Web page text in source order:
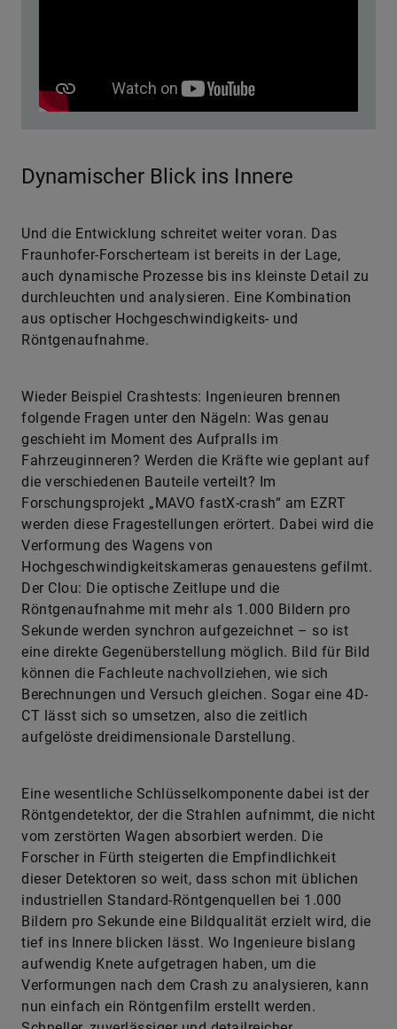
Dynamischer Blick ins Innere
Und die Entwicklung schreitet weiter voran. Das
Fraunhofer-Forscherteam ist bereits in der Lage,
auch dynamische Prozesse bis ins kleinste Detail zu
durchleuchten und analysieren. Eine Kombination
aus optischer Hochgeschwindigkeits- und
Röntgenaufnahme.
Wieder Beispiel Crashtests: Ingenieuren brennen
folgende Fragen unter den Nägeln: Was genau
geschieht im Moment des Aufpralls im
Fahrzeuginneren? Werden die Kräfte wie geplant auf
die verschiedenen Bauteile verteilt? Im
Forschungsprojekt „MAVO fastX-crash“ am EZRT
werden diese Fragestellungen erörtert. Dabei wird die
Verformung des Wagens von
Hochgeschwindigkeitskameras genauestens gefilmt.
Der Clou: Die optische Zeitlupe und die
Röntgenaufnahme mit mehr als 1.000 Bildern pro
Sekunde werden synchron aufgezeichnet – so ist
eine direkte Gegenüberstellung möglich. Bild für Bild
können die Fachleute nachvollziehen, wie sich
Berechnungen und Versuch gleichen. Sogar eine 4D-
CT lässt sich so umsetzen, also die zeitlich
aufgelöste dreidimensionale Darstellung.
Eine wesentliche Schlüsselkomponente dabei ist der
Röntgendetektor, der die Strahlen aufnimmt, die nicht
vom zerstörten Wagen absorbiert werden. Die
Forscher in Fürth steigerten die Empfindlichkeit
dieser Detektoren so weit, dass schon mit üblichen
industriellen Standard-Röntgenquellen bei 1.000
Bildern pro Sekunde eine Bildqualität erzielt wird, die
tief ins Innere blicken lässt. Wo Ingenieure bislang
aufwendig Knete aufgetragen haben, um die
Verformungen nach dem Crash zu analysieren, kann
nun einfach ein Röntgenfilm erstellt werden.